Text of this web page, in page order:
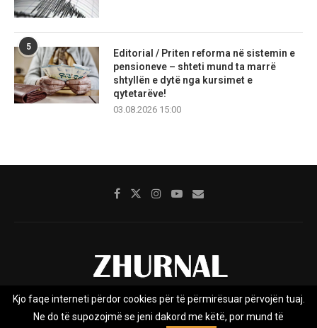
5
Editorial / Priten reforma në sistemin e
pensioneve – shteti mund ta marrë
shtyllën e dytë nga kursimet e
qytetarëve!
03.08.2026 15:00
Rreth nesh Impresumi Marketing
Kjo faqe interneti përdor cookies për të përmirësuar përvojën tuaj.
Ne do të supozojmë se jeni dakord me këtë, por mund të